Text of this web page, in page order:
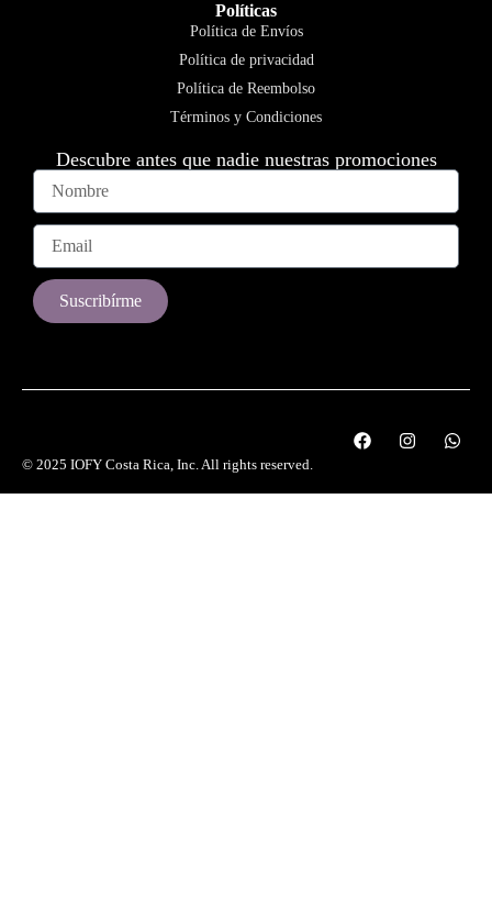
Políticas
Política de Envíos
Política de privacidad
Política de Reembolso
Términos y Condiciones
Descubre antes que nadie nuestras promociones
Suscribírme
© 2025 IOFY Costa Rica, Inc. All rights reserved.